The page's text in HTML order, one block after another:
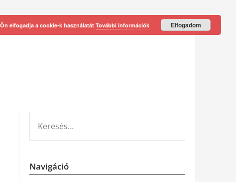
Navigáció
elfogadja a cookie-k használatátTovábbi információk Elfogadom